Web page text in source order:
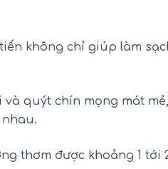
không chỉ giúp làm
quýt chín mọng mát mẻ,
thơm được khoảng 1 tới